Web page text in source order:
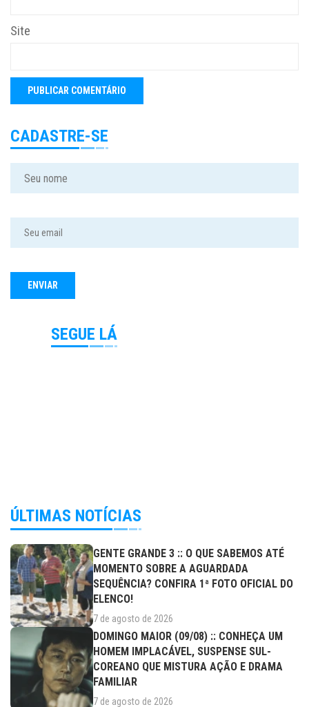
Site
CADASTRE-SE
SEGUE LÁ
ÚLTIMAS NOTÍCIAS
GENTE GRANDE 3 :: O QUE SABEMOS ATÉ
MOMENTO SOBRE A AGUARDADA
SEQUÊNCIA? CONFIRA 1ª FOTO OFICIAL DO
ELENCO!
7 de agosto de 2026
DOMINGO MAIOR (09/08) :: CONHEÇA UM
HOMEM IMPLACÁVEL, SUSPENSE SUL-
COREANO QUE MISTURA AÇÃO E DRAMA
FAMILIAR
7 de agosto de 2026